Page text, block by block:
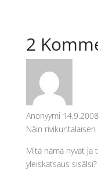
2
Anonyymi
Näin
Mitä nämä hyvät
yleiskatsaus